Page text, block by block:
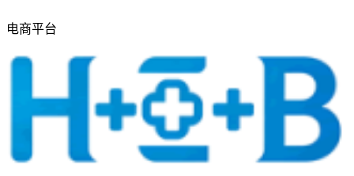
电商平台